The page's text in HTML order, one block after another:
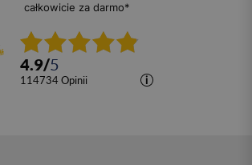
całkowicie za darmo*
4.9/5
114734 opinii